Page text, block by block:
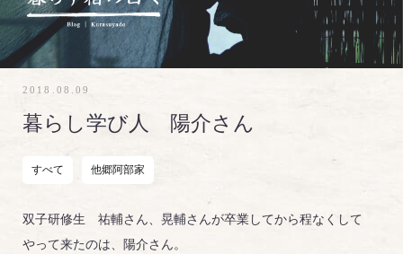
2018.08.09
暮らし学び人 陽介さん
すべて 他郷阿部家
双子研修生 祐輔さん、晃輔さんが卒業してから程なくして
やって来たのは、陽介さん。